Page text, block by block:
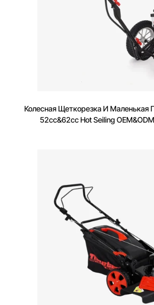
Колесная Щеткорезка И Маленькая
52cc&62cc Hot Seiling